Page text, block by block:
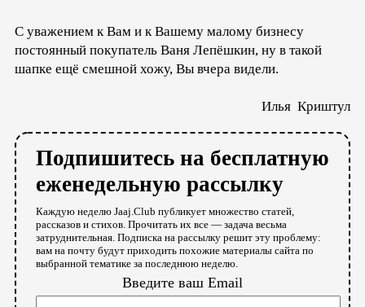
С уважением к Вам и к Вашему малому бизнесу
постоянный покупатель Ваня Лепёшкин, ну в такой
шапке ещё смешной хожу, Вы вчера видели.
Илья Криштул
Подпишитесь на бесплатную
еженедельную рассылку
Каждую неделю Jaaj.Club публикует множество статей,
рассказов и стихов. Прочитать их все — задача весьма
затруднительная. Подписка на рассылку решит эту проблему:
вам на почту будут приходить похожие материалы сайта по
выбранной тематике за последнюю неделю.
Введите ваш Email